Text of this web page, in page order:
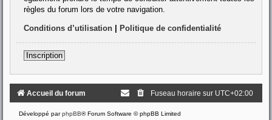
règles du forum lors de votre navigation.
Conditions d’utilisation Politique de confidentialité
Inscription
Accueil du forum Fuseau horaire sur UTC+02:00
Développé parphpBB® Forum Software © phpBB Limited